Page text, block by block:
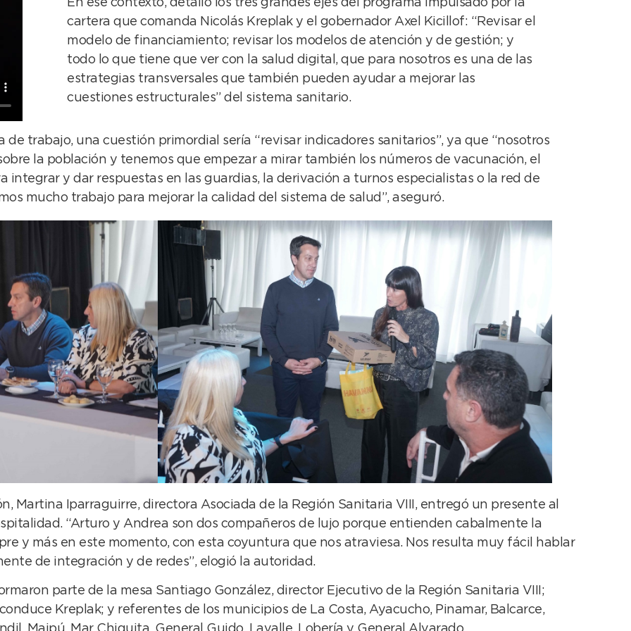
En ese contexto, detalló los tres grandes ejes del programa impulsado por la
cartera que comanda Nicolás Kreplak y el gobernador Axel Kicillof: “Revisar el
modelo de financiamiento; revisar los modelos de atención y de gestión; y
todo lo que tiene que ver con la salud digital, que para nosotros es una de las
estrategias transversales que también pueden ayudar a mejorar las
cuestiones estructurales” del sistema sanitario.
trabajo, una cuestión primordial sería “revisar indicadores sanitarios”, ya que “nosotros
la población y tenemos que empezar a mirar también los números de vacunación, el
integrar y dar respuestas en las guardias, la derivación a turnos especialistas o la red de
mucho trabajo para mejorar la calidad del sistema de salud”, aseguró.
Martina Iparraguirre, directora Asociada de la Región Sanitaria VIII, entregó un presente al
“Arturo y Andrea son dos compañeros de lujo porque entienden cabalmente la
y más en este momento, con esta coyuntura que nos atraviesa. Nos resulta muy fácil hablar
de integración y de redes”, elogió la autoridad.
parte de la mesa Santiago González, director Ejecutivo de la Región Sanitaria VIII;
Kreplak; y referentes de los municipios de La Costa, Ayacucho, Pinamar, Balcarce,